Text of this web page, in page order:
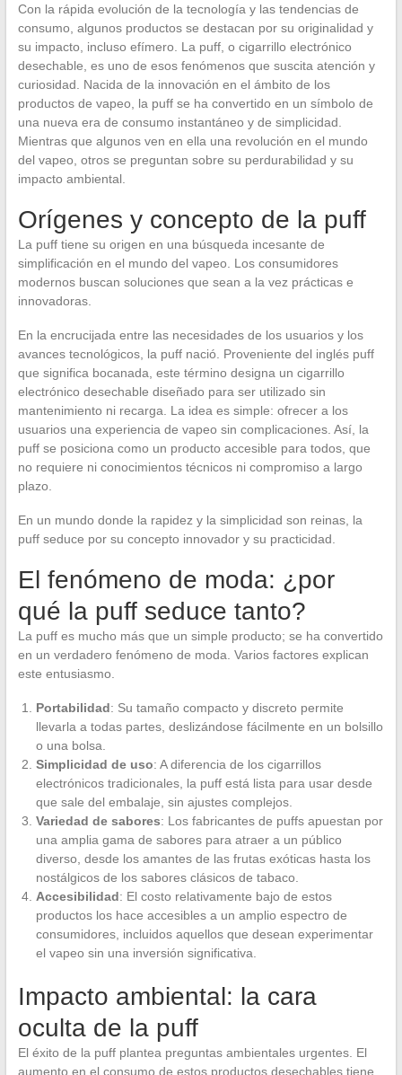
Con la rápida evolución de la tecnología y las tendencias de
consumo, algunos productos se destacan por su originalidad y
su impacto, incluso efímero. La puff, o cigarrillo electrónico
desechable, es uno de esos fenómenos que suscita atención y
curiosidad. Nacida de la innovación en el ámbito de los
productos de vapeo, la puff se ha convertido en un símbolo de
una nueva era de consumo instantáneo y de simplicidad.
Mientras que algunos ven en ella una revolución en el mundo
del vapeo, otros se preguntan sobre su perdurabilidad y su
impacto ambiental.
Orígenes y concepto de la puff
La puff tiene su origen en una búsqueda incesante de
simplificación en el mundo del vapeo. Los consumidores
modernos buscan soluciones que sean a la vez prácticas e
innovadoras.
En la encrucijada entre las necesidades de los usuarios y los
avances tecnológicos, la puff nació. Proveniente del inglés puff
que significa bocanada, este término designa un cigarrillo
electrónico desechable diseñado para ser utilizado sin
mantenimiento ni recarga. La idea es simple: ofrecer a los
usuarios una experiencia de vapeo sin complicaciones. Así, la
puff se posiciona como un producto accesible para todos, que
no requiere ni conocimientos técnicos ni compromiso a largo
plazo.
En un mundo donde la rapidez y la simplicidad son reinas, la
puff seduce por su concepto innovador y su practicidad.
El fenómeno de moda: ¿por
qué la puff seduce tanto?
La puff es mucho más que un simple producto; se ha convertido
en un verdadero fenómeno de moda. Varios factores explican
este entusiasmo.
Portabilidad: Su tamaño compacto y discreto permite
llevarla a todas partes, deslizándose fácilmente en un bolsillo
o una bolsa.
Simplicidad de uso: A diferencia de los cigarrillos
electrónicos tradicionales, la puff está lista para usar desde
que sale del embalaje, sin ajustes complejos.
Variedad de sabores: Los fabricantes de puffs apuestan por
una amplia gama de sabores para atraer a un público
diverso, desde los amantes de las frutas exóticas hasta los
nostálgicos de los sabores clásicos de tabaco.
Accesibilidad: El costo relativamente bajo de estos
productos los hace accesibles a un amplio espectro de
consumidores, incluidos aquellos que desean experimentar
el vapeo sin una inversión significativa.
Impacto ambiental: la cara
oculta de la puff
El éxito de la puff plantea preguntas ambientales urgentes. El
aumento en el consumo de estos productos desechables tiene